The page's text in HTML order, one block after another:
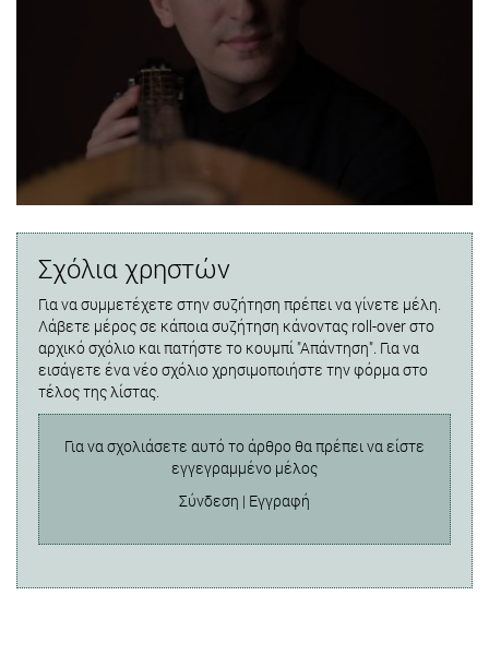
Σχόλια χρηστών
Για να συμμετέχετε στην συζήτηση πρέπει να γίνετε μέλη.
Λάβετε μέρος σε κάποια συζήτηση κάνοντας roll-over στο
αρχικό σχόλιο και πατήστε το κουμπί "Απάντηση". Για να
εισάγετε ένα νέο σχόλιο χρησιμοποιήστε την φόρμα στο
τέλος της λίστας.
Για να σχολιάσετε αυτό το άρθρο θα πρέπει να είστε
εγγεγραμμένο μέλος
Σύνδεση | Εγγραφή